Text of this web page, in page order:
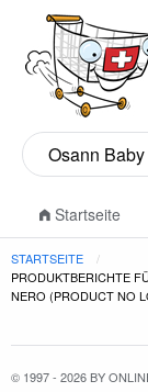
Startseite
STARTSEITE
PRODUKTBERICHTE
NERO (PRODUCT NO
© 1997 - 2026 BY